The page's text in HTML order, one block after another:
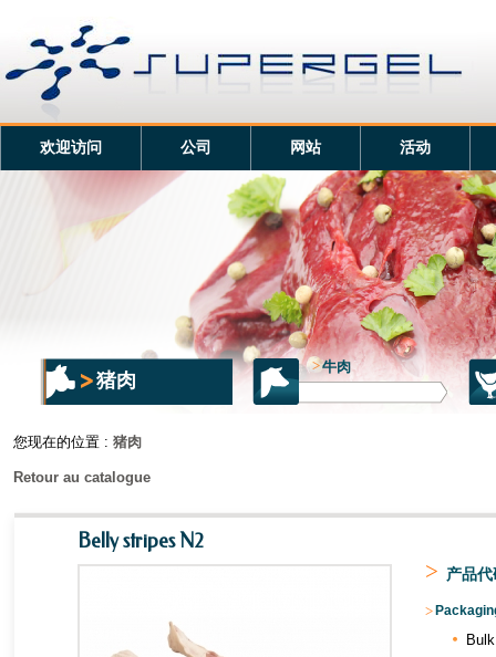
欢迎访问 公司 网站 活动
猪肉
>牛肉
您现在的位置 : 猪肉
Retour au catalogue
Belly stripes N2
> 产品
>
Bulk